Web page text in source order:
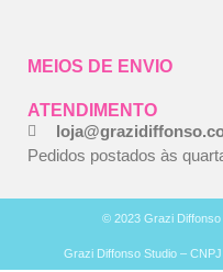
MEIOS DE ENVIO
ATENDIMENTO
Pedidos postados às
© 2023 Grazi
Grazi Diffonso Studio –